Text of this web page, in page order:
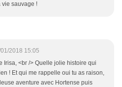
vie sauvage !
2018 15:05
Irisa, <br /> Quelle jolie histoire qui
! Et qui me rappelle oui tu as raison,
aventure avec Hortense puis